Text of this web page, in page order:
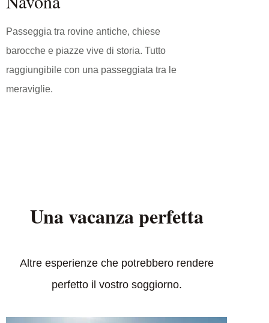
Passeggia tra rovine antiche, chiese
barocche e piazze vive di storia. Tutto
raggiungibile con una passeggiata tra le
meraviglie.
Una vacanza perfetta
Altre esperienze che potrebbero rendere
perfetto il vostro soggiorno.